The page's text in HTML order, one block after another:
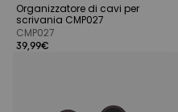
Organizzatore di cavi per
scrivania CMP027
CMP027
39,99€